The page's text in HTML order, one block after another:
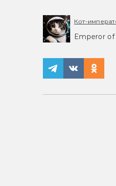
Кот-
Emperor